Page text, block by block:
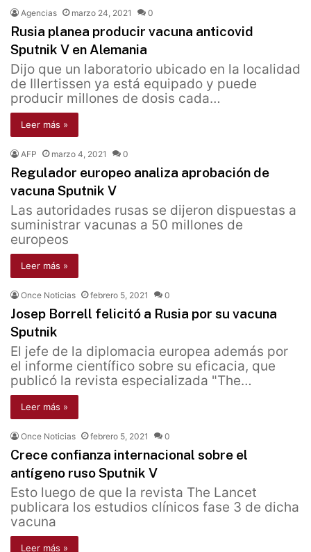
Agencias marzo 24, 2021 0
Rusia planea producir vacuna anticovid
Sputnik V en Alemania
Dijo que un laboratorio ubicado en la localidad
de Illertissen ya está equipado y puede
producir millones de dosis cada…
Leer más »
AFP marzo 4, 2021 0
Regulador europeo analiza aprobación de
vacuna Sputnik V
Las autoridades rusas se dijeron dispuestas a
suministrar vacunas a 50 millones de
europeos
Leer más »
Once Noticias febrero 5, 2021 0
Josep Borrell felicitó a Rusia por su vacuna
Sputnik
El jefe de la diplomacia europea además por
el informe científico sobre su eficacia, que
publicó la revista especializada "The…
Leer más »
Once Noticias febrero 5, 2021 0
Crece confianza internacional sobre el
antígeno ruso Sputnik V
Esto luego de que la revista The Lancet
publicara los estudios clínicos fase 3 de dicha
vacuna
Leer más »